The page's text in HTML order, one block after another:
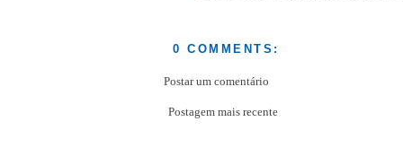
0 COMMENTS:
Postar um comentário
Postagem mais recente